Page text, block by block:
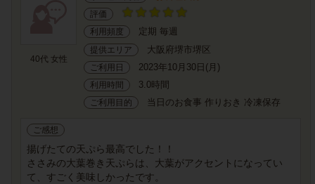
40代 女性
評価
利用頻度
定期 毎週
提供エリア 大阪府堺市堺区
ご利用日 2023年10月30日(月)
利用時間 3.0時間
ご利用目的 当日のお食事 作りおき 冷凍保存
ご感想
揚げたての天ぷら最高でした！！
ささみの大葉巻き天ぷらは、大葉がアクセントになってい
て、すごく美味しかったです。